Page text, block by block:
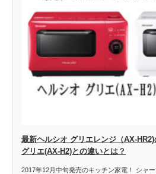
最新ヘルシオ グリエレンジ（AX-
グリエ(AX-H2)との違いとは？
2017年12月中旬発売のキッチン家電！ シャ